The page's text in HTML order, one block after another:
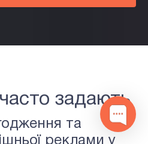
задають
та
реклами у
1